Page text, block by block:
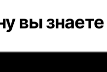
вы знаете